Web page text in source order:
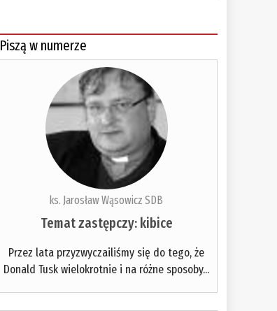
Piszą w numerze
ks. Jarosław Wąsowicz SDB
Temat zastępczy: kibice
Przez lata przyzwyczailiśmy się do tego, że
Donald Tusk wielokrotnie i na różne sposoby...